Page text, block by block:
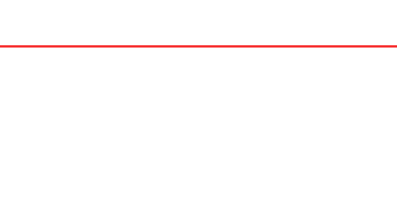
Avaliação